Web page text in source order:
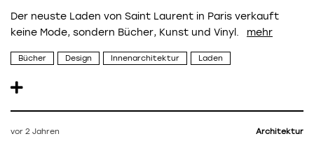
Der neuste Laden von Saint Laurent in Paris verkauft
keine Mode, sondern Bücher, Kunst und Vinyl.
Bücher Design Innenarchitektur Laden
vor 2 Jahren Architektur